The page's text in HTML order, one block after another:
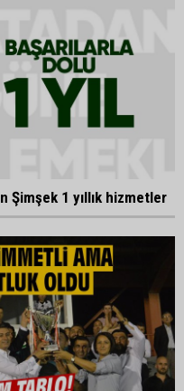
Şimşek 1 yıllık hizmetler